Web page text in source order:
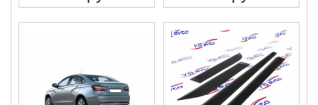
ПОДРОБНЕЕ ПОДРОБНЕЕ